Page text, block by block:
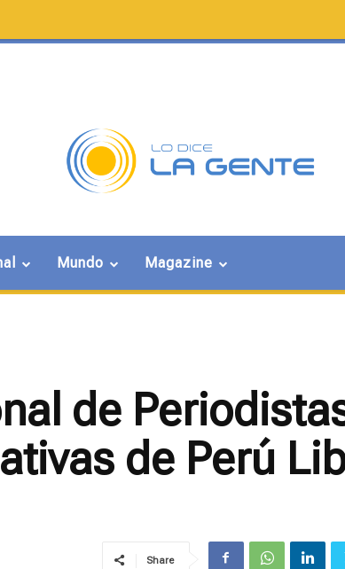
Mundo Magazine
de
de Perú
Share